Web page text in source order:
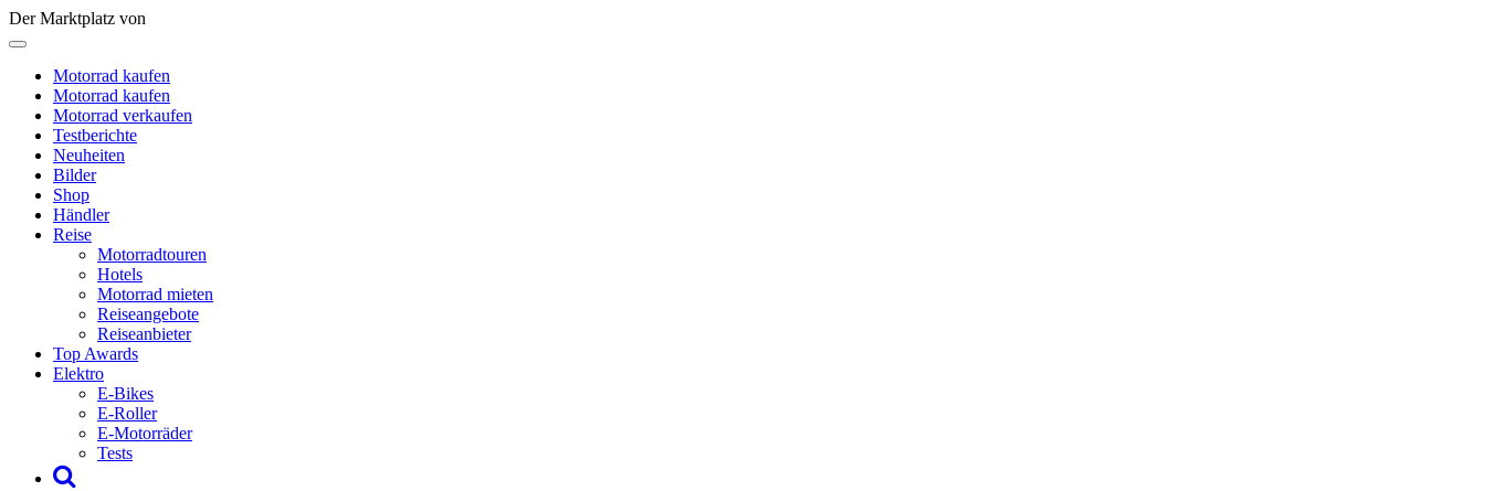
Der Marktplatz von
Motorrad kaufen
Motorrad kaufen
Motorrad verkaufen
Testberichte
Neuheiten
Bilder
Shop
Händler
Reise
Motorradtouren
Hotels
Motorrad mieten
Reiseangebote
Reiseanbieter
Top Awards
Elektro
E-Bikes
E-Roller
E-Motorräder
Tests